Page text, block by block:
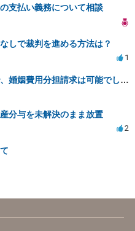
支払い義務について相談
しで裁判を進める方法は？
1
相手が退職している状態で、婚姻費用分担請求は可能でしょうか？
分与を未解決のまま放置
2